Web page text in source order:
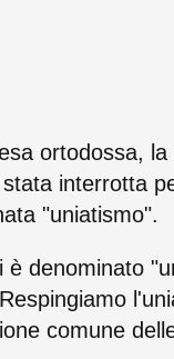
ortodossa,
interrot­ta
"uniatismo".
denominato
comune